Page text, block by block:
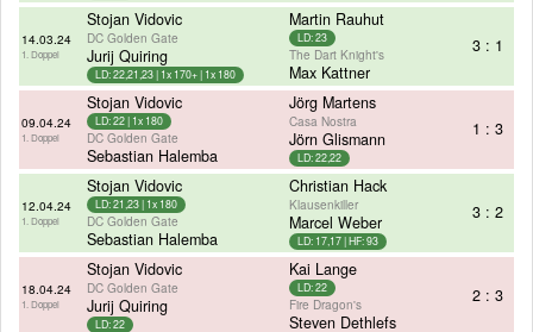
14.03.24
1. Doppel
Stojan Vidovic
DC Golden Gate
Jurij Quiring
LD: 22,21,23 | 1x 170+ | 1x 180
Martin Rauhut
LD: 23
The Dart Knight's
Max Kattner
3 : 1
09.04.24
1. Doppel
Stojan Vidovic
LD: 22 | 1x 180
DC Golden Gate
Sebastian Halemba
Jörg Martens
Casa Nostra
Jörn Glismann
LD: 22,22
1 : 3
12.04.24
1. Doppel
Stojan Vidovic
LD: 21,23 | 1x 180
DC Golden Gate
Sebastian Halemba
Christian Hack
Klausenkiller
Marcel Weber
LD: 17,17 | HF: 93
3 : 2
18.04.24
1. Doppel
Stojan Vidovic
DC Golden Gate
Jurij Quiring
LD: 22
Kai Lange
LD: 22
Fire Dragon's
Steven Dethlefs
2 : 3